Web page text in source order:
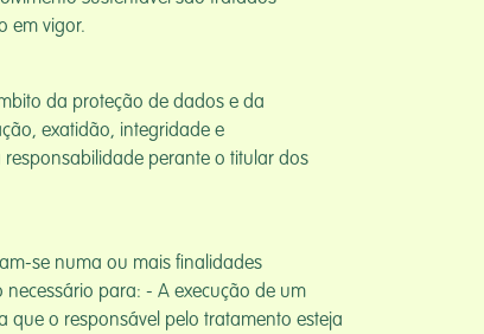
em vigor.
da proteção de dados e da
exatidão, integridade e
perante o titular dos
se numa ou mais finalidades
para: - A execução de um
o responsável pelo tratamento esteja